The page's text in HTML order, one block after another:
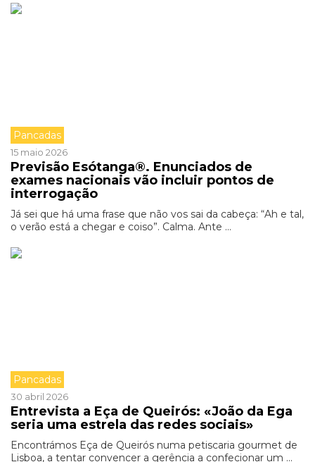
Pancadas
15 maio 2026
Previsão Esótanga®. Enunciados de
exames nacionais vão incluir pontos de
interrogação
Já sei que há uma frase que não vos sai da cabeça: “Ah e tal,
o verão está a chegar e coiso”. Calma. Ante ...
Pancadas
30 abril 2026
Entrevista a Eça de Queirós: «João da Ega
seria uma estrela das redes sociais»
Encontrámos Eça de Queirós numa petiscaria gourmet de
Lisboa, a tentar convencer a gerência a confecionar um ...